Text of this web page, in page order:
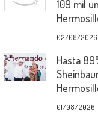
109 mil
02/08/2026
Hasta
01/08/2026